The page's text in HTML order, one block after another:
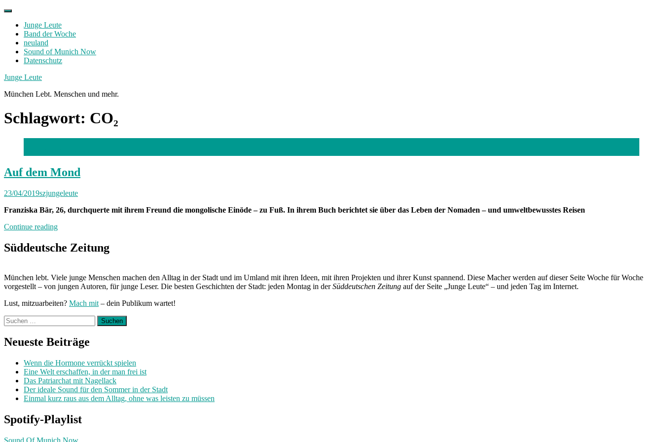
Skip
contentJunge Leute
Band der Woche
neuland
Sound of Munich Now
Datenschutz
Facebook
Twitter
Instagram
Junge Leute
München Lebt. Menschen und mehr.
Schlagwort: CO₂
Auf dem Mond
23/04/2019szjungeleute
Franziska Bär, 26, durchquerte mit ihrem Freund die mongolische Einöde – zu Fuß. In ihrem Buch berichtet sie über das Leben der Nomaden – und umweltbewusstes Reisen
Continue reading„Auf
Mond“
Süddeutsche Zeitung
München lebt. Viele junge Menschen machen den Alltag in der Stadt und im Umland mit ihren Ideen, mit ihren Projekten und ihrer Kunst spannend. Diese Macher werden auf dieser Seite Woche für Woche
vorgestellt – von jungen Autoren, für junge Leser. Die besten Geschichten der Stadt: jeden Montag in derSüddeutschen Zeitung auf der Seite „Junge Leute“ – und jeden Tag im Internet.
Lust, mitzuarbeiten? Mach mit – dein Publikum wartet!
Suchen
nach:
Neueste Beiträge
Wenn die Hormone verrückt spielen
Eine Welt erschaffen, in der man frei ist
Das Patriarchat mit Nagellack
Der ideale Sound für den Sommer in der Stadt
Einmal kurz raus aus dem Alltag, ohne was leisten zu müssen
Spotify-Playlist